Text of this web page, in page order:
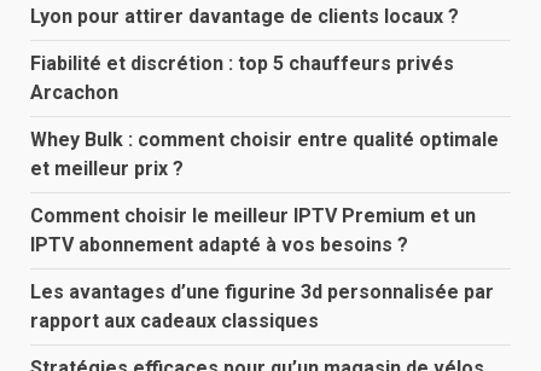
Lyon pour attirer davantage de clients locaux ?
Fiabilité et discrétion : top 5 chauffeurs privés
Arcachon
Whey Bulk : comment choisir entre qualité optimale
et meilleur prix ?
Comment choisir le meilleur IPTV Premium et un
IPTV abonnement adapté à vos besoins ?
Les avantages d’une figurine 3d personnalisée par
rapport aux cadeaux classiques